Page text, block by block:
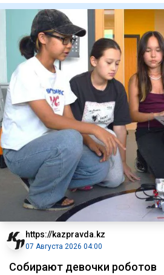
https://kazpravda.kz
07 Августа 2026 04:00
Собирают девочки роботов